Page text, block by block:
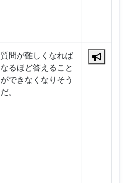
質問が難しくなれば
なるほど答えること
ができなくなりそう
だ。